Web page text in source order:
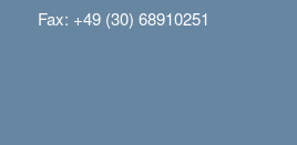
Fax: +49 (30) 68910251